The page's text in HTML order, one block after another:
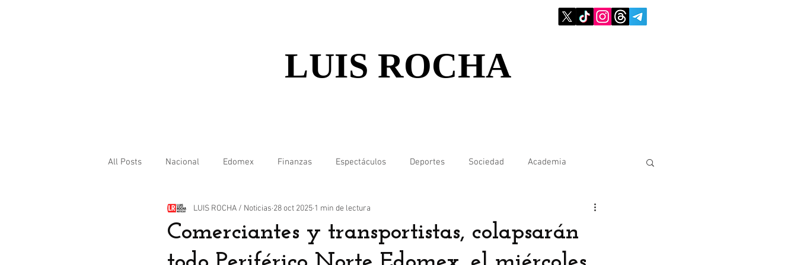
LUIS ROCHA
All Posts Nacional Edomex Finanzas Espectáculos Deportes Sociedad Academia
Internacional
Comerciantes y transportistas, colapsarán
LUIS ROCHA / Noticias 28 oct 2025 1 min de lectura